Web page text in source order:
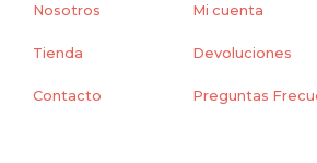
Nosotros
Tienda
Contacto
Mi cuenta
Devoluciones
Preguntas